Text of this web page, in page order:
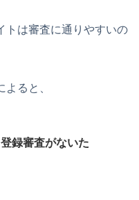
トは審査に通りやすいの
ると、
録審査がないた